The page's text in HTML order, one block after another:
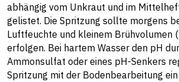
abhängig vom Unkraut und im
gelistet. Die Spritzung sollte morgens
Luftfeuchte und kleinem Brühvolumen
erfolgen. Bei hartem Wasser den pH
Ammonsulfat oder eines pH-Senkers
Spritzung mit der Bodenbearbeitung